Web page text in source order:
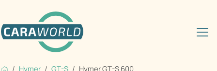
Hymer GT-S Hymer GT-S 600